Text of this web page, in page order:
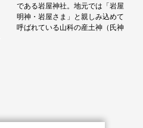
である岩屋神社。地元では「岩屋
明神・岩屋さま」と親しみ込めて
呼ばれている山科の産土神（氏神